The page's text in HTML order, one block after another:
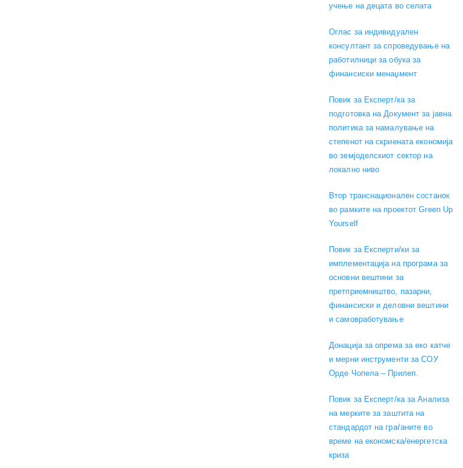
учење на децата во селата
Оглас за индивидуален
консултант за спроведување на
работилници за обука за
финансиски менаџмент
Повик за Експерт/ка за
подготовка на Документ за јавна
политика за намалување на
степенот на скриената економија
во земјоделскиот сектор на
локално ниво
Втор транснационален состанок
во рамките на проектот Green Up
Yourself
Повик за Експерти/ки за
имплементација на програма за
основни вештини за
претприемништво, пазарни,
финансиски и деловни вештини
и самовработување
Донација за опрема за еко катче
и мерни инструменти за СОУ
Орде Чопела – Прилеп.
Повик за Експерт/ка за Анализа
на мерките за заштита на
стандардот на граѓаните во
време на економска/енергетска
криза